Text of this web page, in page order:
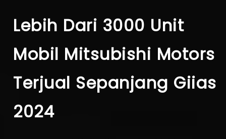
Lebih Dari 3000 Unit
Mobil Mitsubishi Motors
Terjual Sepanjang Giias
2024